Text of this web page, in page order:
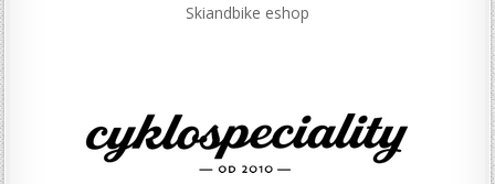
Skiandbike eshop